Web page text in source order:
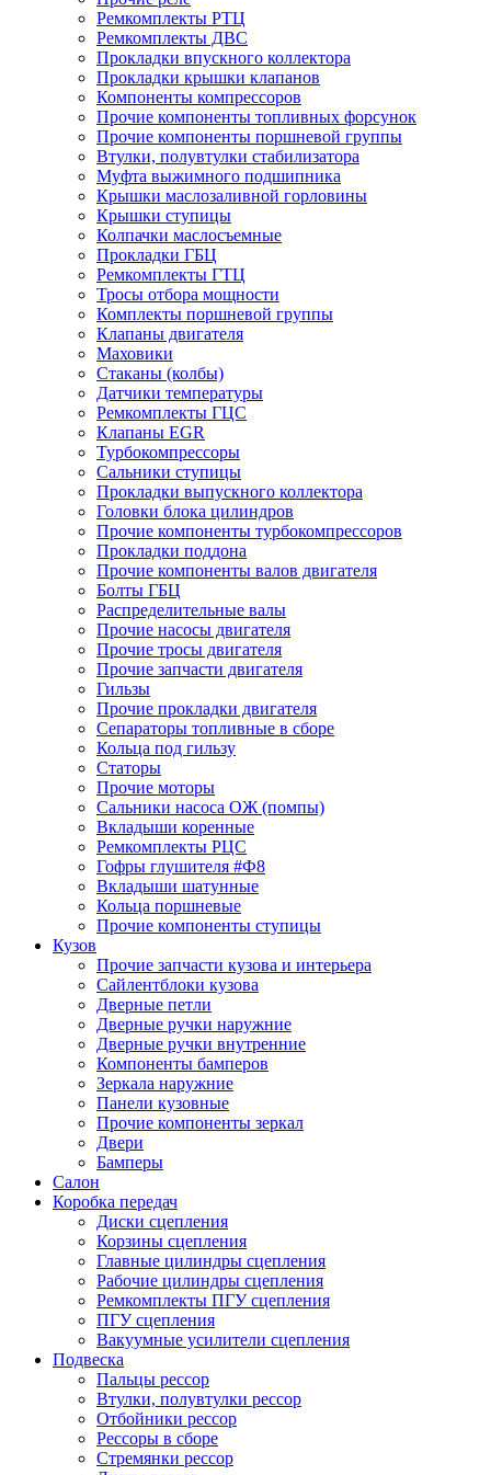
Ремкомплекты РТЦ
Ремкомплекты ДВС
Прокладки впускного коллектора
Прокладки крышки клапанов
Компоненты компрессоров
Прочие компоненты топливных форсунок
Прочие компоненты поршневой группы
Втулки, полувтулки стабилизатора
Муфта выжимного подшипника
Крышки маслозаливной горловины
Крышки ступицы
Колпачки маслосъемные
Прокладки ГБЦ
Ремкомплекты ГТЦ
Тросы отбора мощности
Комплекты поршневой группы
Клапаны двигателя
Маховики
Стаканы (колбы)
Датчики температуры
Ремкомплекты ГЦС
Клапаны EGR
Турбокомпрессоры
Сальники ступицы
Прокладки выпускного коллектора
Головки блока цилиндров
Прочие компоненты турбокомпрессоров
Прокладки поддона
Прочие компоненты валов двигателя
Болты ГБЦ
Распределительные валы
Прочие насосы двигателя
Прочие тросы двигателя
Прочие запчасти двигателя
Гильзы
Прочие прокладки двигателя
Сепараторы топливные в сборе
Кольца под гильзу
Статоры
Прочие моторы
Сальники насоса ОЖ (помпы)
Вкладыши коренные
Ремкомплекты РЦС
Гофры глушителя #Ф8
Вкладыши шатунные
Кольца поршневые
Прочие компоненты ступицы
Кузов
Прочие запчасти кузова и интерьера
Сайлентблоки кузова
Дверные петли
Дверные ручки наружние
Дверные ручки внутренние
Компоненты бамперов
Зеркала наружние
Панели кузовные
Прочие компоненты зеркал
Двери
Бамперы
Салон
Коробка передач
Диски сцепления
Корзины сцепления
Главные цилиндры сцепления
Рабочие цилиндры сцепления
Ремкомплекты ПГУ сцепления
ПГУ сцепления
Вакуумные усилители сцепления
Подвеска
Пальцы рессор
Втулки, полувтулки рессор
Отбойники рессор
Рессоры в сборе
Стремянки рессор